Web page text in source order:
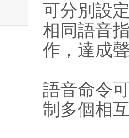
可分別設
相同語音
作，達成
語音命令
制多個相